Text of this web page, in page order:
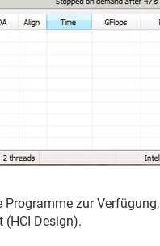
Programme zur
(HCI Design).